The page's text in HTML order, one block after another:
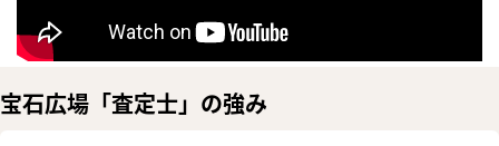
宝石広場「査定士」の強み